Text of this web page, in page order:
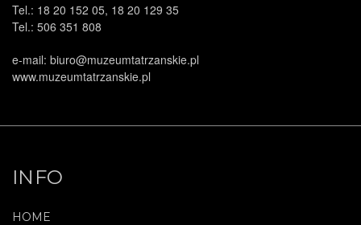
Tel.: 18 20 152 05, 18 20 129 35
Tel.: 506 351 808
e-mail: biuro@muzeumtatrzanskie.pl
www.muzeumtatrzanskie.pl
INFO
HOME